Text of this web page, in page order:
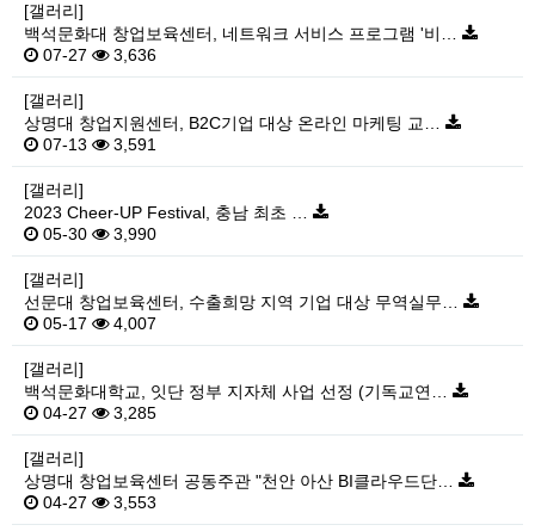
[갤러리]
백석문화대 창업보육센터, 네트워크 서비스 프로그램 '비…
07-27
3,636
[갤러리]
상명대 창업지원센터, B2C기업 대상 온라인 마케팅 교…
07-13
3,591
[갤러리]
2023 Cheer-UP Festival, 충남 최초 …
05-30
3,990
[갤러리]
선문대 창업보육센터, 수출희망 지역 기업 대상 무역실무…
05-17
4,007
[갤러리]
백석문화대학교, 잇단 정부 지자체 사업 선정 (기독교연…
04-27
3,285
[갤러리]
상명대 창업보육센터 공동주관 "천안 아산 BI클라우드단…
04-27
3,553